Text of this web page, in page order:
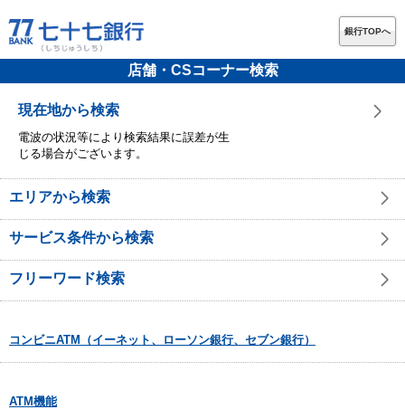
銀行TOPへ
店舗・CSコーナー検索
現在地から検索
電波の状況等により検索結果に誤差が生
じる場合がございます。
エリアから検索
サービス条件から検索
フリーワード検索
コンビニATM（イーネット、ローソン銀行、セブン銀行）
ATM機能